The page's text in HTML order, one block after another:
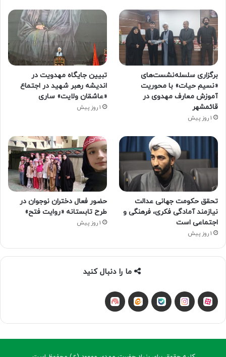
برگزاری سلسله‌نشست‌های
«نسیم حیات» با محوریت
آموزش معارف مهدوی در
قائمشهر
1 روز پیش
تبیین جایگاه مهدویت در
اندیشه رهبر شهید در اجتماع
«عاشقان ولایت» ساری
1 روز پیش
تحقق حکومت جهانی عدالت
نیازمند آمادگی فکری، فرهنگی و
اجتماعی است
1 روز پیش
حضور فعال دختران نوجوان در
طرح تابستانه «روایت فتح»
1 روز پیش
ما را دنبال کنید
آپاراتاینستاگرام
بله ایتا شنوتو